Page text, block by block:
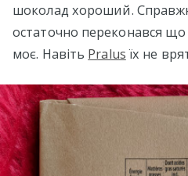
шоколад хороший.
остаточно переконався що
моє. Навіть Pralusїх не